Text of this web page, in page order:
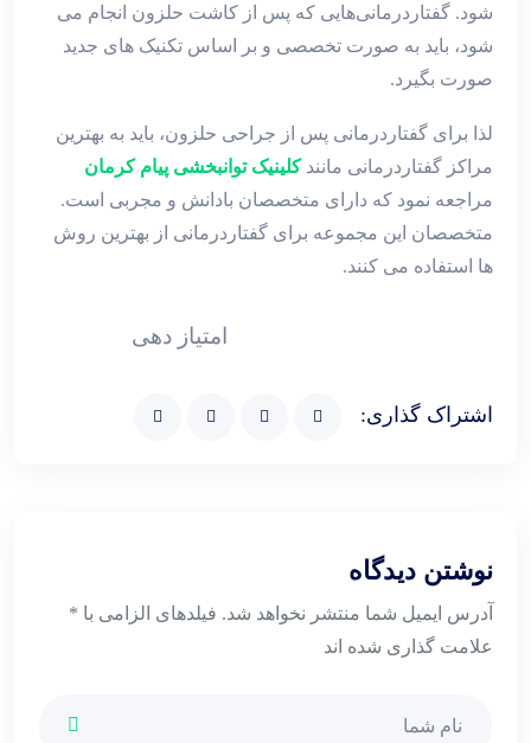
شود. گفتاردرمانی‌هایی که پس از کاشت حلزون انجام می
شود، باید به صورت تخصصی و بر اساس تکنیک های جدید
صورت بگیرد.
لذا برای گفتاردرمانی پس از جراحی حلزون، باید به بهترین
مراکز گفتاردرمانی مانندکلینیک توانبخشی پیام کرمان
مراجعه نمود که دارای متخصصان بادانش و مجربی است.
متخصصان این مجموعه برای گفتاردرمانی از بهترین روش
ها استفاده می کنند.
امتیاز دهی
اشتراک گذاری:
نوشتن دیدگاه
آدرس ایمیل شما منتشر نخواهد شد. فیلدهای الزامی با *
علامت گذاری شده اند